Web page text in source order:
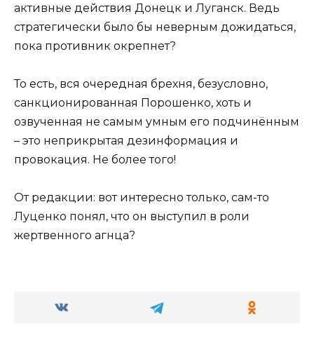
активные действия Донецк и Луганск. Ведь
стратегически было бы неверным дожидаться,
пока противник окрепнет?
То есть, вся очередная брехня, безусловно,
санкционированная Порошенко, хоть и
озвученная не самым умным его подчинённым
– это неприкрытая дезинформация и
провокация. Не более того!
От редакции: вот интересно только, сам-то
Луценко понял, что он выступил в роли
жертвенного агнца?